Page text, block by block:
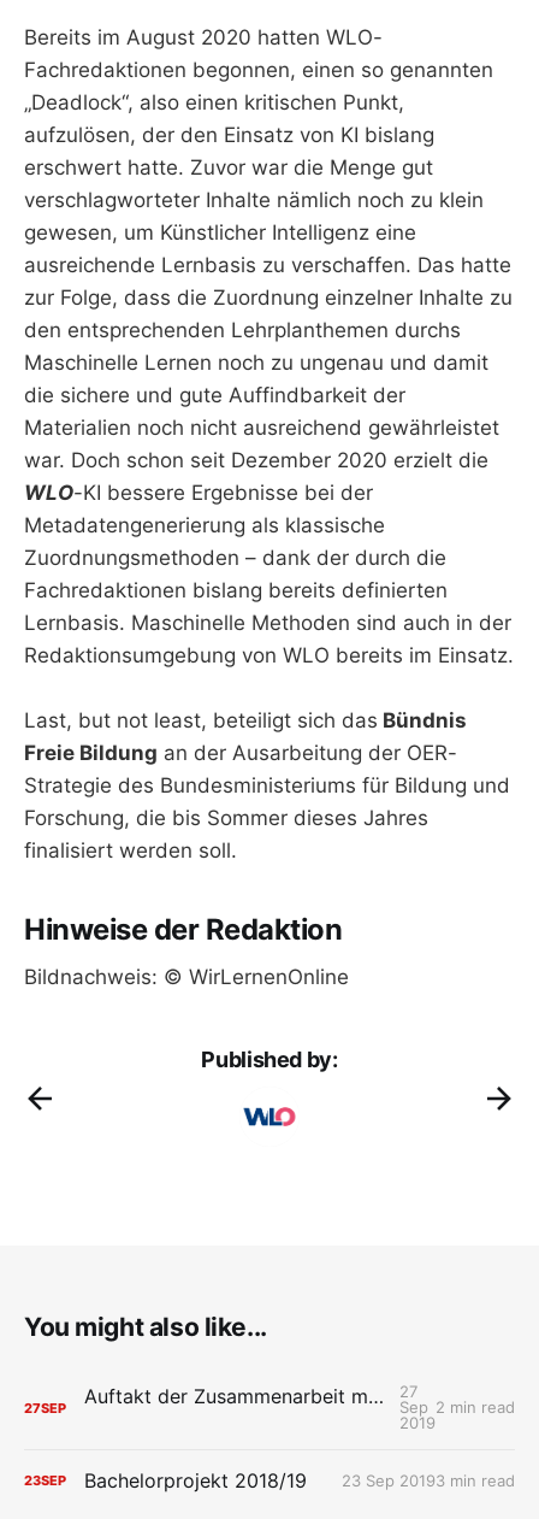
Bereits im August 2020 hatten WLO-
Fachredaktionen begonnen, einen so genannten
„Deadlock“, also einen kritischen Punkt,
aufzulösen, der den Einsatz von KI bislang
erschwert hatte. Zuvor war die Menge gut
verschlagworteter Inhalte nämlich noch zu klein
gewesen, um Künstlicher Intelligenz eine
ausreichende Lernbasis zu verschaffen. Das hatte
zur Folge, dass die Zuordnung einzelner Inhalte zu
den entsprechenden Lehrplanthemen durchs
Maschinelle Lernen noch zu ungenau und damit
die sichere und gute Auffindbarkeit der
Materialien noch nicht ausreichend gewährleistet
war. Doch schon seit Dezember 2020 erzielt die
WLO-KI bessere Ergebnisse bei der
Metadatengenerierung als klassische
Zuordnungsmethoden – dank der durch die
Fachredaktionen bislang bereits definierten
Lernbasis. Maschinelle Methoden sind auch in der
Redaktionsumgebung von WLO bereits im Einsatz.
Last, but not least, beteiligt sich das Bündnis
Freie Bildung an der Ausarbeitung der OER-
Strategie des Bundesministeriums für Bildung und
Forschung, die bis Sommer dieses Jahres
finalisiert werden soll.
Hinweise der Redaktion
Bildnachweis: © WirLernenOnline
Published by:
You might also like...
27SEP Auftakt der Zusammenarbeit mit den brandenburgischen Schulträgern
27
Sep
2019
2 min read
23SEP Bachelorprojekt 2018/19 23 Sep 20193 min read